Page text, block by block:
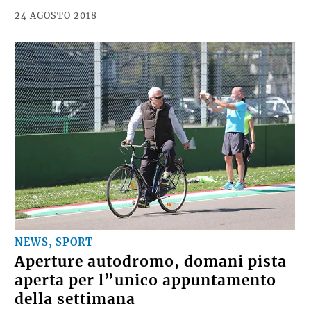
24 AGOSTO 2018
NEWS, SPORT
Aperture autodromo, domani pista
aperta per l”unico appuntamento
della settimana